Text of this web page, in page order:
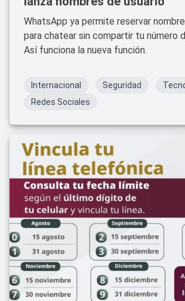
WhatsApp ya permite reservar
para chatear sin compartir tu número
Así funciona la nueva función.
Internacional Seguridad
Redes Sociales